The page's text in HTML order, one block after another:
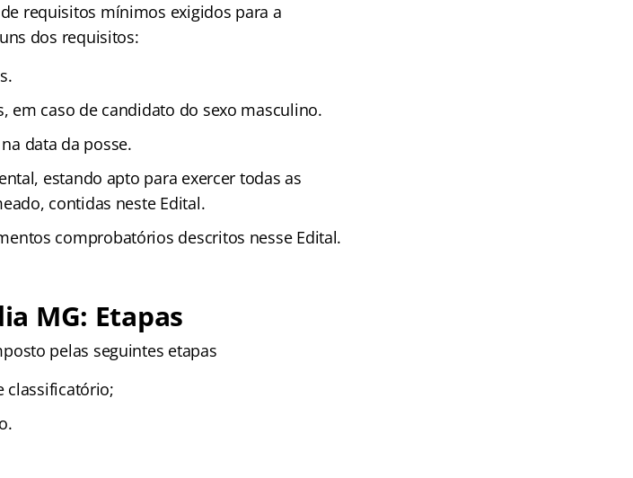
requisitos mínimos exigidos para a
dos requisitos:
em caso de candidato do sexo masculino.
data da posse.
estando apto para exercer todas as
contidas neste Edital.
comprobatórios descritos nesse Edital.
MG: Etapas
pelas seguintes etapas
classificatório;